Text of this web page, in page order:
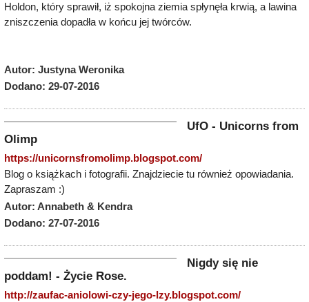
Holdon, który sprawił, iż spokojna ziemia spłynęła krwią, a lawina
zniszczenia dopadła w końcu jej twórców.
Autor: Justyna Weronika
Dodano: 29-07-2016
UfO - Unicorns from
Olimp
https://unicornsfromolimp.blogspot.com/
Blog o książkach i fotografii. Znajdziecie tu również opowiadania.
Zapraszam :)
Autor: Annabeth & Kendra
Dodano: 27-07-2016
Nigdy się nie
poddam! - Życie Rose.
http://zaufac-aniolowi-czy-jego-lzy.blogspot.com/